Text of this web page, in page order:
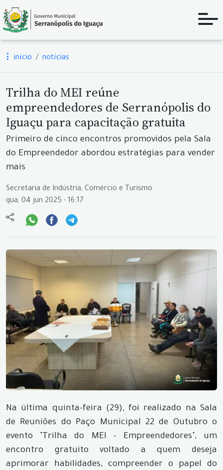
início notícias
Trilha do MEI reúne
empreendedores de Serranópolis do
Iguaçu para capacitação gratuita
Primeiro de cinco encontros promovidos pela Sala
do Empreendedor abordou estratégias para vender
mais
Secretaria de Indústria, Comércio e Turismo
qua, 04 jun 2025 - 16:17
Na última quinta-feira (29), foi realizado na Sala
de Reuniões do Paço Municipal 22 de Outubro o
evento "Trilha do MEI - Empreendedores", um
encontro gratuito voltado a quem deseja
aprimorar habilidades, compreender o papel do